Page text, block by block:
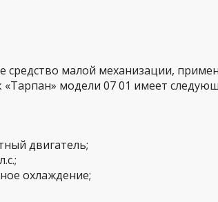
средство малой механизации,
модели 07 01 имеет
двигатель;
охлаждение;